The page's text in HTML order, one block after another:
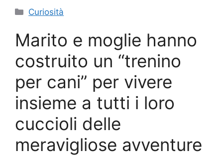
Categorie
Curiosità
Marito e moglie hanno
costruito un “trenino
per cani” per vivere
insieme a tutti i loro
cuccioli delle
meravigliose avventure